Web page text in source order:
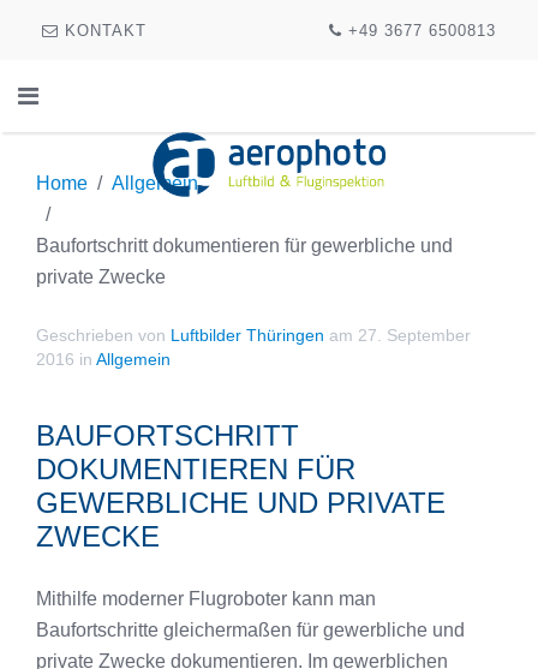
KONTAKT +49 3677 6500813
Home Allgemein
Baufortschritt dokumentieren für gewerbliche und
private Zwecke
Geschrieben von Luftbilder Thüringen am 27. September
2016 in Allgemein
BAUFORTSCHRITT
DOKUMENTIEREN FÜR
GEWERBLICHE UND PRIVATE
ZWECKE
Mithilfe moderner Flugroboter kann man
Baufortschritte gleichermaßen für gewerbliche und
private Zwecke dokumentieren. Im gewerblichen